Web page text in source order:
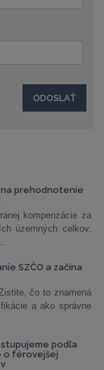
prehodnotenie
kompenzácie za
územných celkov.
SZČO a začína
čo to znamená
a ako správne
podľa
o férovejšej